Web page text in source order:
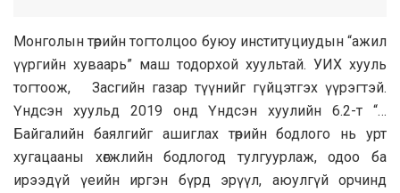
Монголын төрийн тогтолцоо буюу институциудын “ажил
үүргийн хуваарь” маш тодорхой хуультай. УИХ хууль
тогтоож, Засгийн газар түүнийг гүйцэтгэх үүрэгтэй.
Үндсэн хуульд 2019 онд Үндсэн хуулийн 6.2-т “…
Байгалийн баялгийг ашиглах төрийн бодлого нь урт
хугацааны хөгжлийн бодлогод тулгуурлаж, одоо ба
ирээдүй үеийн иргэн бүрд эрүүл, аюулгүй орчинд